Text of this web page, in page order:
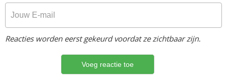
Reacties worden eerst gekeurd voordat ze zichtbaar zijn.